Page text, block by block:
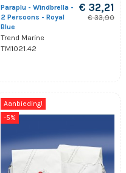
Paraplu - Windbrella -
2 Persoons - Royal
Blue
Trend Marine
TM1021.42
€ 32,21
€ 33,90
Aanbieding!
-5%